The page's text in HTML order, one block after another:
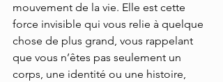
mouvement de la vie. Elle est cette
force invisible qui vous relie à quelque
chose de plus grand, vous rappelant
que vous n’êtes pas seulement un
corps, une identité ou une histoire,